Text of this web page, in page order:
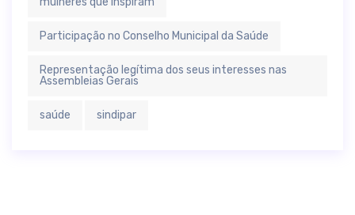
Participação no Conselho Municipal da Saúde
Representação legítima dos seus interesses nas
Assembleias Gerais
saúde sindipar